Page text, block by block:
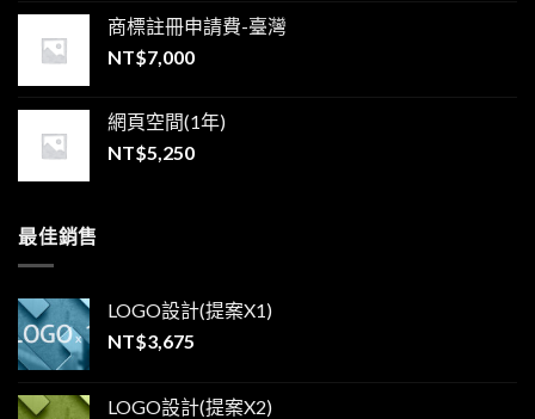
商標註冊申請費-臺灣
NT$7,000
網頁空間(1年)
NT$5,250
最佳銷售
LOGO設計(提案X1)
NT$3,675
LOGO設計(提案X2)